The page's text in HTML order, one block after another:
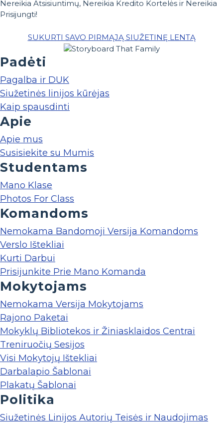
Nereikia Atsisiuntimų, Nereikia Kredito Kortelės ir Nereikia
Prisijungti!
SUKURTI SAVO PIRMĄJĄ SIUŽETINĘ LENTĄ
Padėti
Pagalba ir DUK
Siužetinės linijos kūrėjas
Kaip spausdinti
Apie
Apie mus
Susisiekite su Mumis
Studentams
Mano Klase
Photos For Class
Komandoms
Nemokama Bandomoji Versija Komandoms
Verslo Ištekliai
Kurti Darbui
Prisijunkite Prie Mano Komanda
Mokytojams
Nemokama Versija Mokytojams
Rajono Paketai
Mokyklų Bibliotekos ir Žiniasklaidos Centrai
Treniruočių Sesijos
Visi Mokytojų Ištekliai
Darbalapio Šablonai
Plakatų Šablonai
Politika
Siužetinės Linijos Autorių Teisės ir Naudojimas